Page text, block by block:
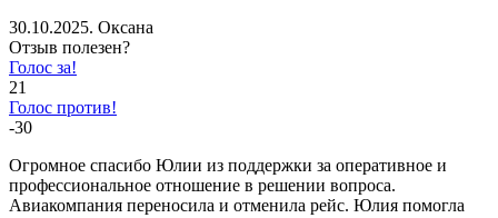
30.10.2025. Оксана
Отзыв полезен?
Голос за!
21
Голос против!
-30
Огромное спасибо Юлии из поддержки за оперативное и
профессиональное отношение в решении вопроса.
Авиакомпания переносила и отменила рейс. Юлия помогла